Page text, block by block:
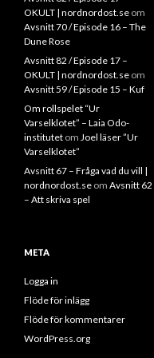
OKULT | nordnordost.se om
Avsnitt 70 / Episode 16 – The
Dune Rose
Avsnitt 82 / Episode 17 –
OKULT | nordnordost.se om
Avsnitt 59 / Episode 15 – Kuf
Om rollspelet “Ur
Varselklotet” – Laia Odo-
institutet om Joel läser ”Ur
Varselklotet”
Avsnitt 67 – Fråga vad du vill |
nordnordost.se om Avsnitt 62
– Att skriva spel
META
Logga in
Flöde för inlägg
Flöde för kommentarer
WordPress.org